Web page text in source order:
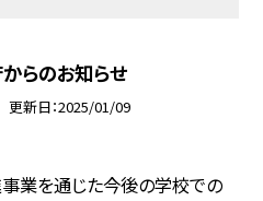
らのお知らせ
更新日 2025/01/09
事業を通じた今後の学校での